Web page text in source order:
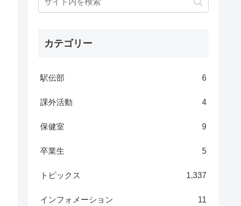
カテゴリー
駅伝部 6
課外活動 4
保健室 9
卒業生 5
トピックス 1,337
インフォメーション 11